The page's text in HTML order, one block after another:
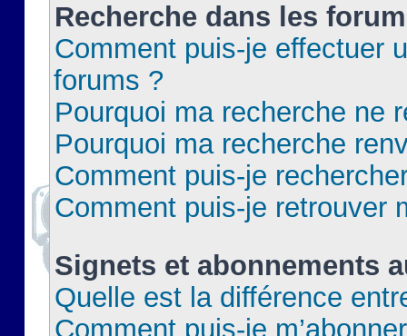
Recherche dans les
Comment puis-je effectuer
forums ?
Pourquoi ma recherche ne
Pourquoi ma recherche
Comment puis-je
Comment puis-je retrouver
Signets et abonnements
Quelle est la différence
Comment puis-je